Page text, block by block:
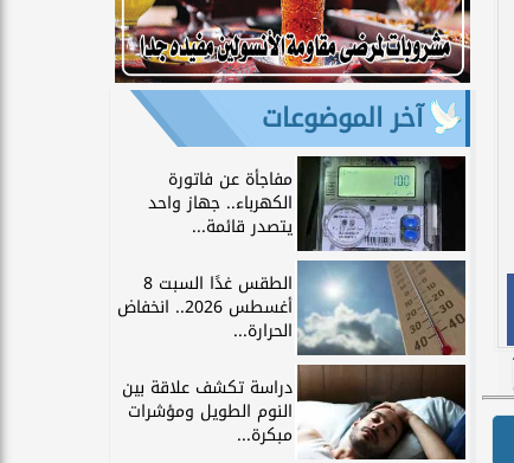
آخر الموضوعات
مفاجأة عن فاتورة
الكهرباء.. جهاز واحد
يتصدر قائمة...
الطقس غدًا السبت 8
أغسطس 2026.. انخفاض
الحرارة...
دراسة تكشف علاقة بين
النوم الطويل ومؤشرات
مبكرة...